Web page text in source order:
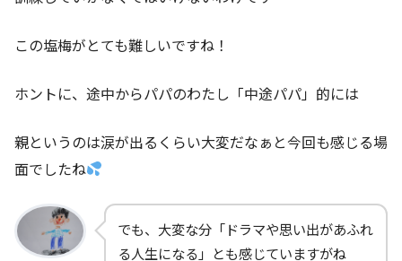
この塩梅がとても難しいですね！
ホントに、途中からパパのわたし「中途パパ」的には
親というのは涙が出るくらい大変だなぁと今回も感じる場
面でしたね
でも、大変な分「ドラマや思い出があふれ
る人生になる」とも感じていますがね